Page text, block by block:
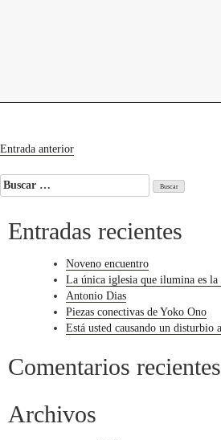
Navegación
de
Entrada anterior
Buscar:
Entradas recientes
Noveno encuentro
La única iglesia que ilumina es la
Antonio Dias
Piezas conectivas de Yoko Ono
Está usted causando un disturbio
Comentarios recientes
Archivos